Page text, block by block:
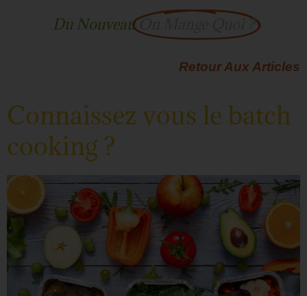
Du NouveauOn Mange Quoi ?
Retour Aux Articles
Connaissez vous le batch
cooking ?